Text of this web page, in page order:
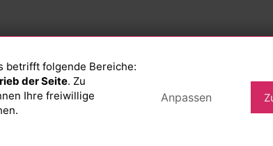
betrifft folgende Bereiche:
der Seite. Zu
Ihre freiwillige
Anpassen